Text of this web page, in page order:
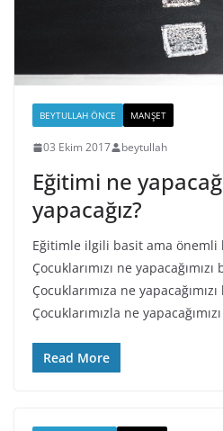
BEYTULLAH ÖNCE MANŞET
03 Ekim 2017 beytullah
Eğitimi ne
yapacağız?
Eğitimle ilgili basit ama önemli
Çocuklarımızı ne
Çocuklarımıza ne
Çocuklarımızla ne
Read More